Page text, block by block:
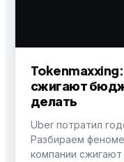
сжигают
делать
Uber потратил
Разбираем
компании сжигают